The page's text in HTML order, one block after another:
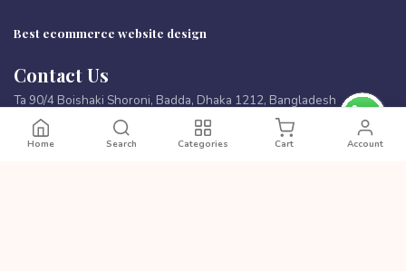
Best ecommerce website design
Contact Us
Ta 90/4 Boishaki Shoroni, Badda, Dhaka 1212, Bangladesh
Phone:
8801972277444
Home Search Categories Cart Account